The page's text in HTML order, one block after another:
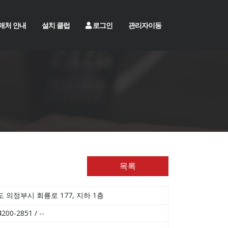
처 안내 설치 클럽 로그인 관리자이동
목록
의정부시 회룡로 177, 지하 1층
2851 / --